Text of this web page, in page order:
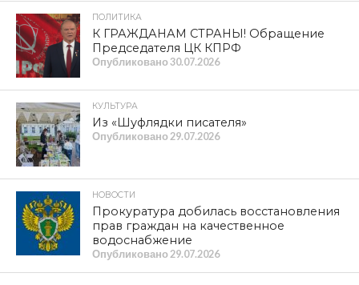
ПОЛИТИКА
К ГРАЖДАНАМ СТРАНЫ! Обращение
Председателя ЦК КПРФ
Опубликовано30.07.2026
КУЛЬТУРА
Из «Шуфлядки писателя»
Опубликовано 29.07.2026
НОВОСТИ
Прокуратура добилась восстановления
прав граждан на качественное
водоснабжение
Опубликовано 29.07.2026